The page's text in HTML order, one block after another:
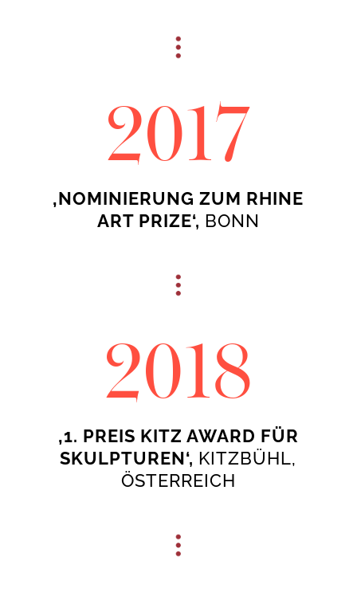
2017
‚NOMINIERUNG ZUM RHINE
ART PRIZE‘, BONN
2018
‚1. PREIS KITZ AWARD FÜR
SKULPTUREN‘, KITZBÜHL,
ÖSTERREICH